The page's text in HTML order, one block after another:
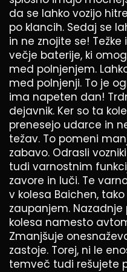
da se lahko vozijo
po klancih. Sedaj se
in ne znojite se!
večje baterije, ki
med polnjenjem.
med polnjenji. To je
ima napeten dan!
dejavnik. Ker so ta
prenesejo udarce in
težav. To pomeni
zabavo. Odrasli
tudi varnostnim
zavore in luči. Te
v kolesa Baichen,
zaupanjem.
kolesa namesto
Zmanjšuje
zastoje. Torej, ni le
temveč tudi rešujete